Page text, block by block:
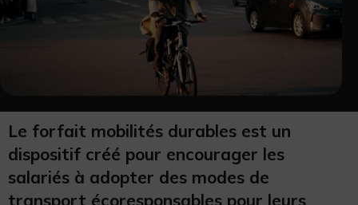
Le forfait mobilités durables est un
dispositif créé pour encourager les
salariés à adopter des modes de
transport écoresponsables pour leurs